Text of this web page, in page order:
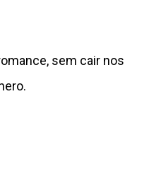
sem cair nos